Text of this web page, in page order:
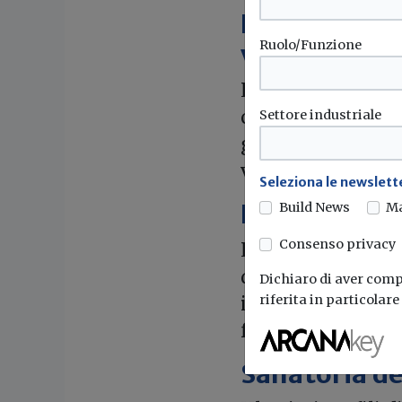
volumetrici
La Corte
costituzionale
gli interventi di
volumetrici
Difformità
La Consulta ha
disciplina
interventi
fondate su
Sanatoria
Ruolo/Funzione
Settore industriale
Seleziona le
Build News
Consenso privacy
Dichiaro di aver
riferita in particolare